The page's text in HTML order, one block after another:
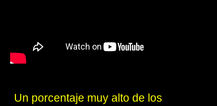
Un porcentaje muy alto de los